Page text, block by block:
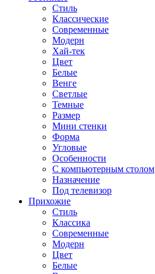
Стиль
Классические
Современные
Модерн
Хай-тек
Цвет
Белые
Венге
Светлые
Темные
Размер
Мини стенки
Форма
Угловые
Особенности
С компьютерным столом
Назначение
Под телевизор
Прихожие
Стиль
Классика
Современные
Модерн
Цвет
Белые